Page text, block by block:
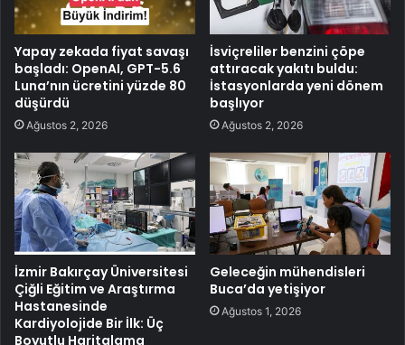
Yapay zekada fiyat savaşı
başladı: OpenAI, GPT-5.6
Luna’nın ücretini yüzde 80
düşürdü
Ağustos 2, 2026
İsviçreliler benzini çöpe
attıracak yakıtı buldu:
İstasyonlarda yeni dönem
başlıyor
Ağustos 2, 2026
İzmir Bakırçay Üniversitesi
Çiğli Eğitim ve Araştırma
Hastanesinde
Kardiyolojide Bir İlk: Üç
Boyutlu Haritalama
Geleceğin mühendisleri
Buca’da yetişiyor
Ağustos 1, 2026